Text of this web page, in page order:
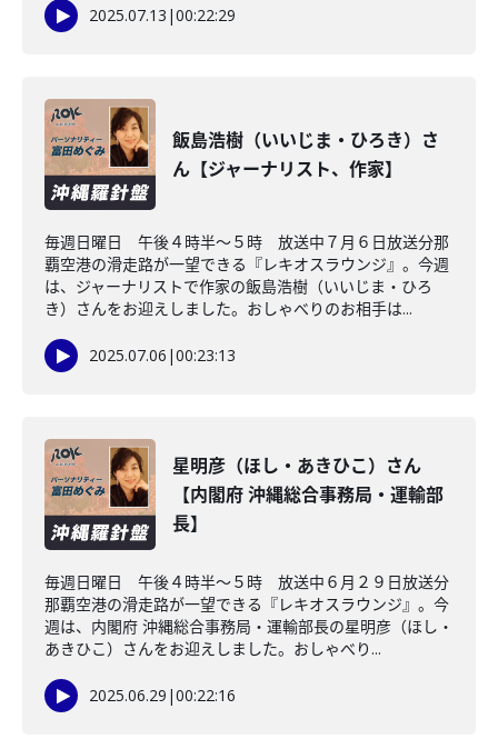
2025.07.13 |00:22:29
飯島浩樹（いいじま・ひろき）さ
ん【ジャーナリスト、作家】
毎週日曜日 午後４時半～５時 放送中７月６日放送分那
覇空港の滑走路が一望できる『レキオスラウンジ』。今週
は、ジャーナリストで作家の飯島浩樹（いいじま・ひろ
き）さんをお迎えしました。おしゃべりのお相手は...
2025.07.06 |00:23:13
星明彦（ほし・あきひこ）さん
【内閣府 沖縄総合事務局・運輸部
長】
毎週日曜日 午後４時半～５時 放送中６月２９日放送分
那覇空港の滑走路が一望できる『レキオスラウンジ』。今
週は、内閣府 沖縄総合事務局・運輸部長の星明彦（ほし・
あきひこ）さんをお迎えしました。おしゃべり...
2025.06.29 |00:22:16